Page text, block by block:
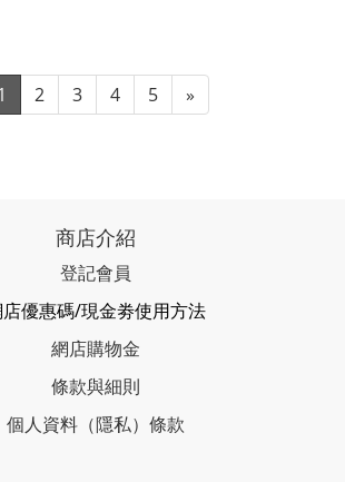
2 3 4 5 »
商店介紹
登記會員
優惠碼/現金劵使用方法
網店購物金
條款與細則
個人資料（隱私）條款